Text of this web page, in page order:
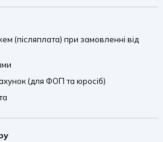
(післяплата) при замовленні від
(для ФОП та юросіб)